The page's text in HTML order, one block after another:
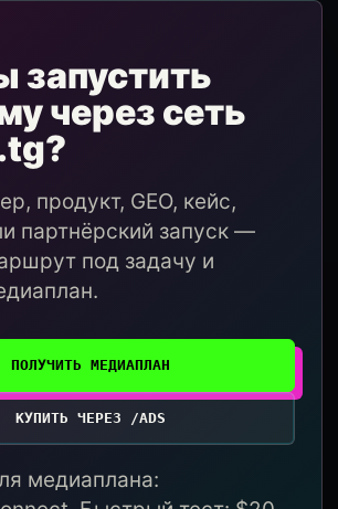
запустить
через сеть
продукт, GEO, кейс,
партнёрский запуск —
под задачу и
ПОЛУЧИТЬ МЕДИАПЛАН
КУПИТЬ ЧЕРЕЗ /ADS
медиаплана: